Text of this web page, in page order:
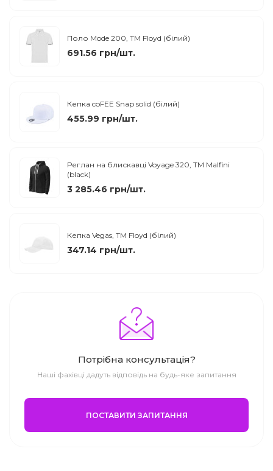
Поло Mode 200, TM Floyd (білий)
691.56 грн/шт.
Кепка coFEE Snap solid (білий)
455.99 грн/шт.
Реглан на блискавці Voyage 320, TM Malfini
(black)
3 285.46 грн/шт.
Кепка Vegas, ТМ Floyd (білий)
347.14 грн/шт.
Потрібна консультація?
Наші фахівці дадуть відповідь на будь-яке запитання
ПОСТАВИТИ ЗАПИТАННЯ